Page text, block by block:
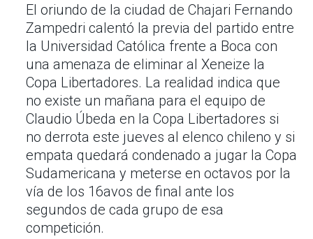
El oriundo de la ciudad de Chajari Fernando
Zampedri calentó la previa del partido entre
la Universidad Católica frente a Boca con
una amenaza de eliminar al Xeneize la
Copa Libertadores. La realidad indica que
no existe un mañana para el equipo de
Claudio Úbeda en la Copa Libertadores si
no derrota este jueves al elenco chileno y si
empata quedará condenado a jugar la Copa
Sudamericana y meterse en octavos por la
vía de los 16avos de final ante los
segundos de cada grupo de esa
competición.